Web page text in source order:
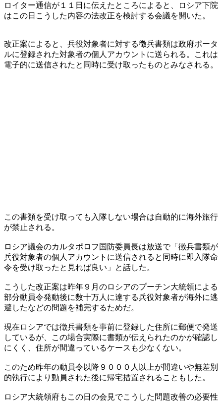
ロイター通信が１１日に伝えたところによると、ロシア下院
はこの日こうした内容の法改正を検討する会議を開いた。
改正案によると、兵役対象者に対する徴兵書類は政府ポータ
ルに登録された対象者の個人アカウントに送られる。これは
電子的に送信されたと同時に受け取ったものとみなされる。
この書類を受け取っても入隊しない場合は自動的に海外旅行
が禁止される。
ロシア議会のカルタポロフ国防委員長は放送で「徴兵書類が
兵役対象者の個人アカウントに送信されると同時に即入隊命
令を受け取ったと見れば良い」と話した。
こうした改正案は昨年９月のロシアのプーチン大統領による
部分動員令発動後に数十万人に達する兵役対象者が海外に逃
避したなどの問題を補完するためだ。
現在ロシアでは徴兵書類を事前に登録した住所に郵便で発送
しているが、この場合実際に書類が伝えられたのかが確認し
にくく、住所が間違っているケースも少なくない。
このため昨年の動員令以降９０００人以上が間違いや無差別
的執行により動員された後に帰宅措置されることもした。
ロシア大統領府もこの日の会見でこうした問題改善の必要性